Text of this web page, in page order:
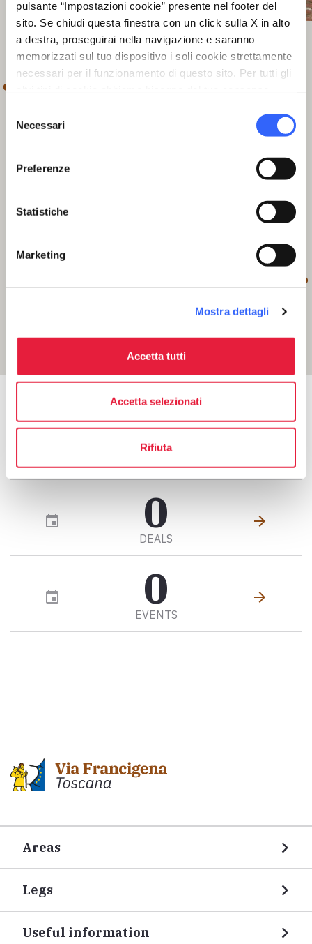
pulsante “Impostazioni cookie” presente nel footer del
sito. Se chiudi questa finestra con un click sulla X in alto
a destra, proseguirai nella navigazione e saranno
memorizzati sul tuo dispositivo i soli cookie strettamente
necessari per il funzionamento di questo sito. Per tutti gli
delNecessari
Preferenze
Statistiche
Marketing
Mostra dettagli
Accetta tutti
Accetta selezionati
Rifiuta
In this area
event 0
DEALS
arrow_forward
event 0
EVENTS
arrow_forward
Areas
Legs
Useful information